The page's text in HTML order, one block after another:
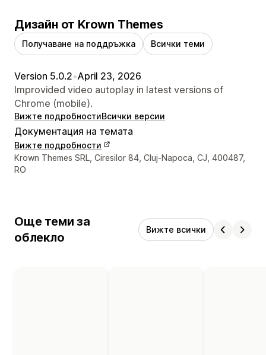
Дизайн от Krown Themes
Получаване на поддръжка Всички теми
Version 5.0.2•April 23, 2026
Improvided video autoplay in latest versions of
Chrome (mobile).
Вижте подробностиВсички версии
Документация на темата
Вижте подробности
Данни за връзка с дизайнера
Krown Themes SRL, Ciresilor 84, Cluj-Napoca, CJ, 400487,
RO
Още теми за
облекло
Вижте всички